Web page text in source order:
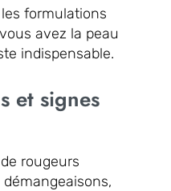
formulations
avez la peau
indispensable.
et signes
rougeurs